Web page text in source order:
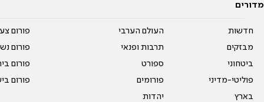
מדורים
חדשות
מבזקים
ביטחוני
פוליטי-מדיני
בארץ
העולם הערבי
תרבות ופנאי
ספורט
פורומים
יהדות
פורום
פורום
פורום
פורום